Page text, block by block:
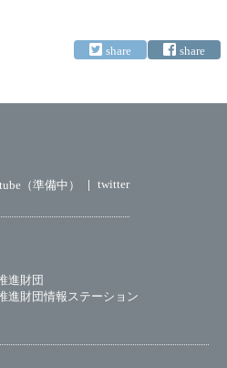
（準備中） twitter
進財団
進財団情報ステーション